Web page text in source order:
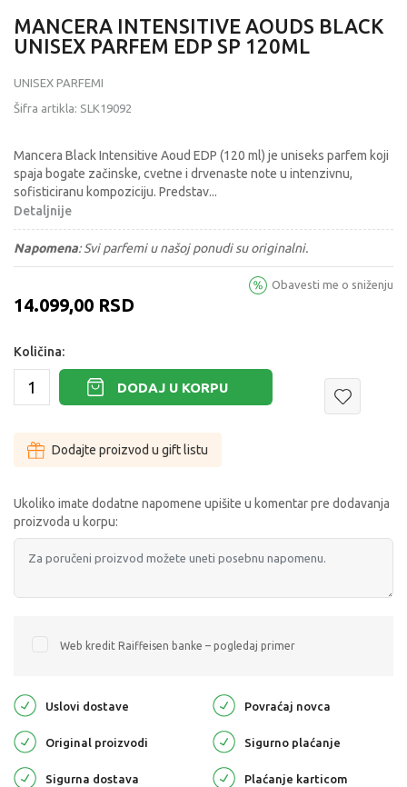
MANCERA INTENSITIVE AOUDS BLACK
UNISEX PARFEM EDP SP 120ML
UNISEX PARFEMI
Šifra artikla: SLK19092
Mancera Black Intensitive Aoud EDP (120 ml) je uniseks parfem koji
spaja bogate začinske, cvetne i drvenaste note u intenzivnu,
sofisticiranu kompoziciju. Predstav...
Detaljnije
Napomena:Svi parfemi u našoj ponudi su originalni.
14.099,00 RSD
Obavesti me o sniženju
Količina:
DODAJ U KORPU
Dodajte proizvod u gift listu
Ukoliko imate dodatne napomene upišite u komentar pre dodavanja
proizvoda u korpu:
Web kredit Raiffeisen banke – pogledaj primer
Uslovi dostave Povraćaj novca
Original proizvodi Sigurno plaćanje
Sigurna dostava Plaćanje karticom